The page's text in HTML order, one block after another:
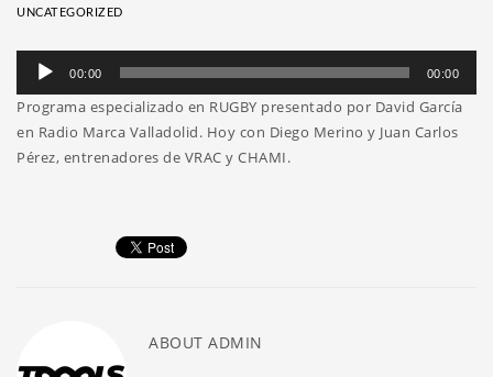
UNCATEGORIZED
Reproductor
audio
00:00 00:00
Programa especializado en RUGBY presentado por David García
en Radio Marca Valladolid. Hoy con Diego Merino y Juan Carlos
Pérez, entrenadores de VRAC y CHAMI.
ABOUT ADMIN